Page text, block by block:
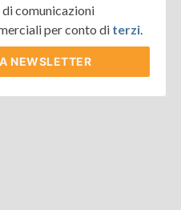
comunicazioni
per conto di terzi.
NEWSLETTER